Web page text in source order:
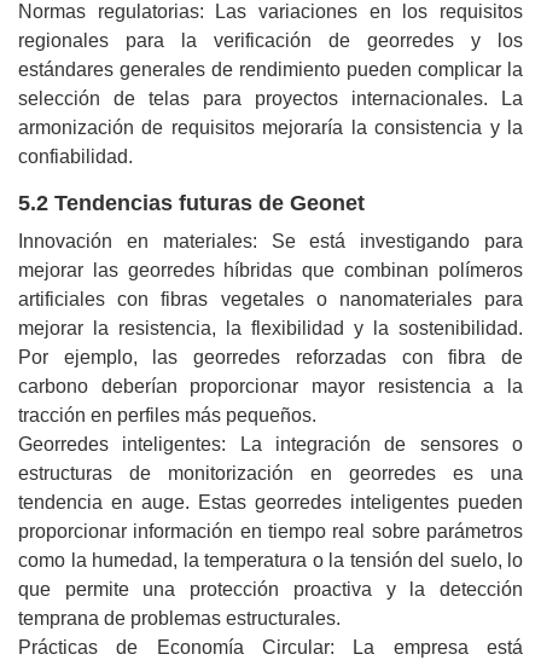
Normas regulatorias: Las variaciones en los requisitos
regionales para la verificación de georredes y los
estándares generales de rendimiento pueden complicar la
selección de telas para proyectos internacionales. La
armonización de requisitos mejoraría la consistencia y la
confiabilidad.
5.2 Tendencias futuras de Geonet
Innovación en materiales: Se está investigando para
mejorar las georredes híbridas que combinan polímeros
artificiales con fibras vegetales o nanomateriales para
mejorar la resistencia, la flexibilidad y la sostenibilidad.
Por ejemplo, las georredes reforzadas con fibra de
carbono deberían proporcionar mayor resistencia a la
tracción en perfiles más pequeños.
Georredes inteligentes: La integración de sensores o
estructuras de monitorización en georredes es una
tendencia en auge. Estas georredes inteligentes pueden
proporcionar información en tiempo real sobre parámetros
como la humedad, la temperatura o la tensión del suelo, lo
que permite una protección proactiva y la detección
temprana de problemas estructurales.
Prácticas de Economía Circular: La empresa está